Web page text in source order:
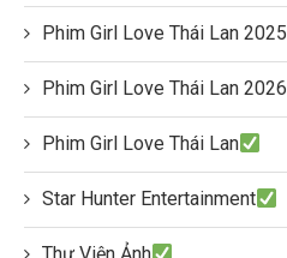
Phim Girl Love Thái Lan 2025
Phim Girl Love Thái Lan 2026
Phim Girl Love Thái Lan
Star Hunter Entertainment